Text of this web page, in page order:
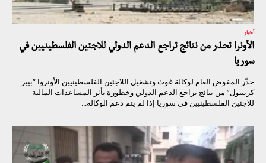
أخبار
الأونرا تحذر من نتائج تراجع الدعم الدولي للاجئين الفلسطينيين في
سوريا
حذّر المفوض العام لوكالة غوث وتشغيل اللاجئين الفلسطينيين الأونروا “بيير
كرينبول” من نتائج تراجع الدعم الدولي وخطورة تأثر المساعدات المالية
للاجئين الفلسطينيين في سوريا إذا لم يتم دعم الوكالة...